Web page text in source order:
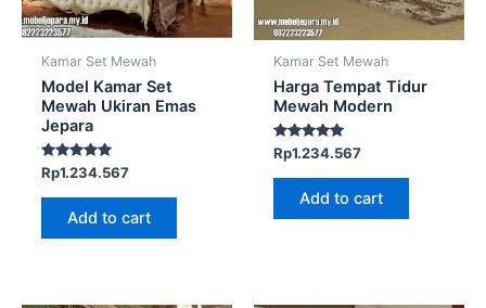
Kamar Set Mewah
Model Kamar Set
Mewah Ukiran Emas
Jepara
Rated
5.00
out of 5
Rp1.234.567
Add to cart
Kamar Set Mewah
Harga Tempat Tidur
Mewah Modern
Rated
5.00
out of 5
Rp1.234.567
Add to cart